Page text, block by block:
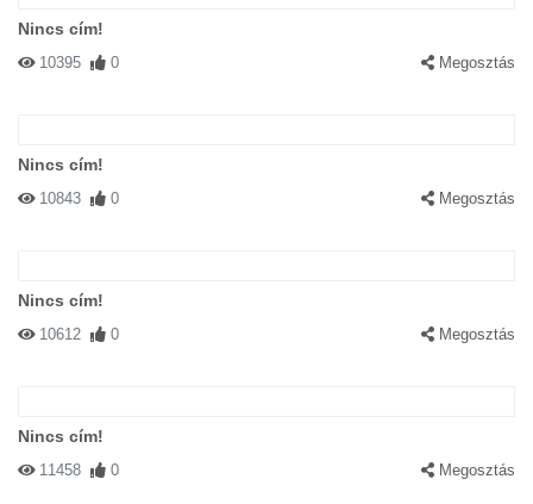
Nincs cím!
10395 0 Megosztás
Nincs cím!
10843 0 Megosztás
Nincs cím!
10612 0 Megosztás
Nincs cím!
11458 0 Megosztás